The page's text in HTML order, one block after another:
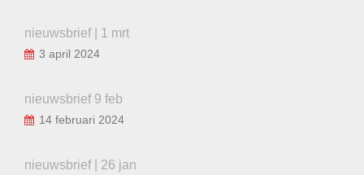
nieuwsbrief | 1 mrt
3 april 2024
nieuwsbrief 9 feb
14 februari 2024
nieuwsbrief | 26 jan